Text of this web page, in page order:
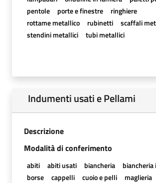
pentole
porte e finestre
ringhiere
rottame metallico
rubinetti
scaffali
stendini metallici
tubi metallici
Indumenti usati e Pellami
Descrizione
Modalità di conferimento
abiti abiti usati biancheria
borse
cappelli cuoio e pelli
maglieria